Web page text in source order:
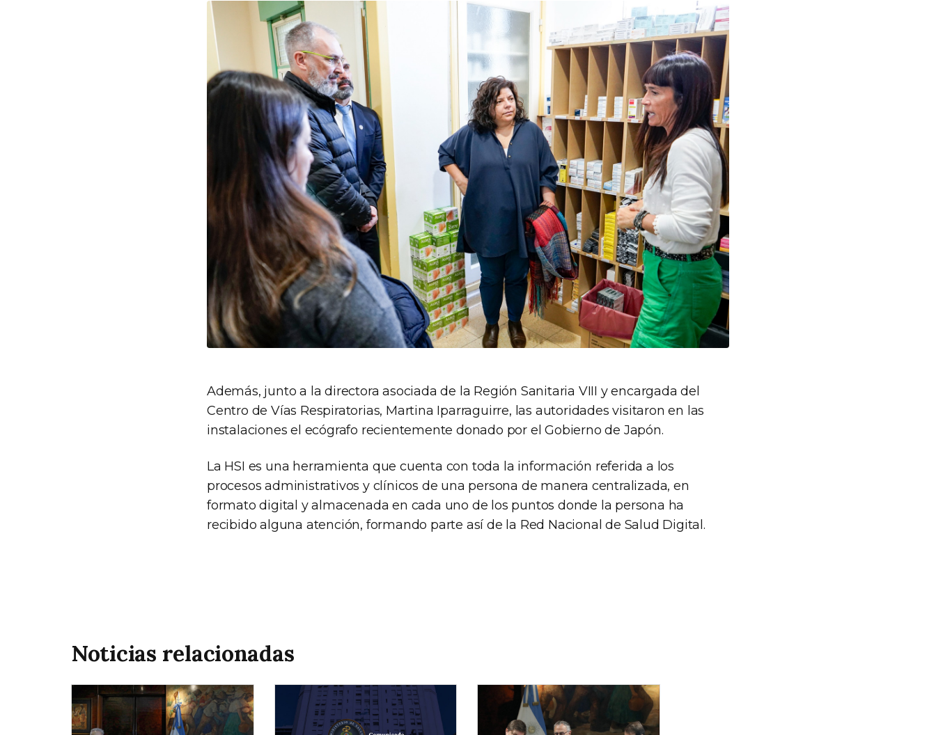
Además, junto a la directora asociada de la Región Sanitaria VIII y encargada del
Centro de Vías Respiratorias, Martina Iparraguirre, las autoridades visitaron en las
instalaciones el ecógrafo recientemente donado por el Gobierno de Japón.
La HSI es una herramienta que cuenta con toda la información referida a los
procesos administrativos y clínicos de una persona de manera centralizada, en
formato digital y almacenada en cada uno de los puntos donde la persona ha
recibido alguna atención, formando parte así de la Red Nacional de Salud Digital.
Noticias relacionadas